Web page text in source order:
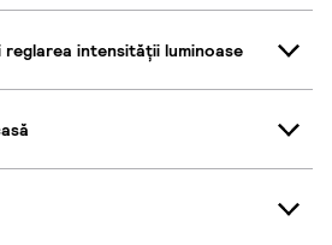
reglarea intensității luminoase